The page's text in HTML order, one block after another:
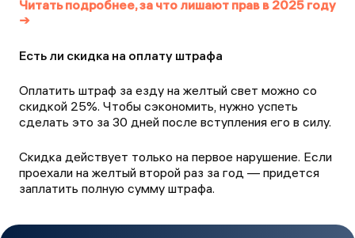
Читать подробнее, за что лишают прав в 2025 году
→
Есть ли скидка на оплату штрафа
Оплатить штраф за езду на желтый свет можно со
скидкой 25%. Чтобы сэкономить, нужно успеть
сделать это за 30 дней после вступления его в силу.
Скидка действует только на первое нарушение. Если
проехали на желтый второй раз за год — придется
заплатить полную сумму штрафа.